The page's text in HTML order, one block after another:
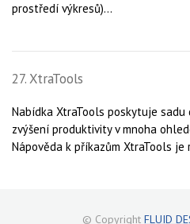
prostředí výkresů)...
27. XtraTools
Nabídka XtraTools poskytuje
zvýšení produktivity v mnoha
Nápověda k příkazům XtraTools
© Copyright FLUID